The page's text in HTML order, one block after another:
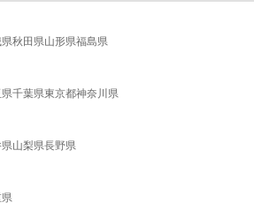
秋田県山形県福島県
千葉県東京都神奈川県
山梨県長野県